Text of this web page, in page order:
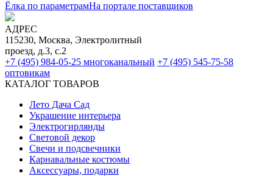
Ёлка по параметрамНа портале поставщиков
АДРЕС
115230, Москва, Электролитный
проезд, д.3, с.2
+7 (495) 984-05-25 многоканальный +7 (495) 545-75-58
оптовикам
КАТАЛОГ ТОВАРОВ
Лето Дача Сад
Украшение интерьера
Электро­гирлянды
Световой декор
Свечи и подсвечники
Карнавальные костюмы
Аксессуары, подарки